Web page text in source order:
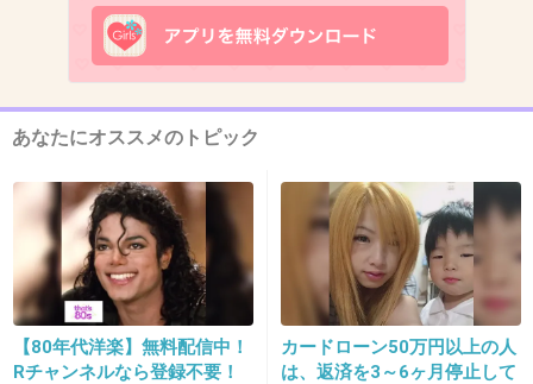
女性の先生で厳しかったけど、今でも年賀状で
やりとりしてます。
2014/01/05(日) 11:15:31
禁煙４日目
空気が旨い
+60 -2
あなたにオススメのトピック
【80年代洋楽】無料配信中！
Rチャンネルなら登録不要！
カードローン50万円以上の人
は、返済を3～6ヶ月停止して